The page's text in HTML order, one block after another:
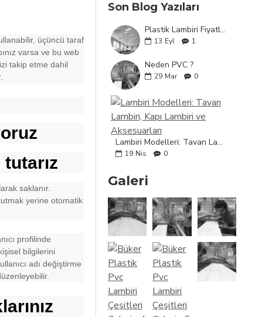
üçüncü taraf
varsa ve bu web
takip etme dahil
saklanır.
yerine otomatik
profilinde
bilgilerini
adı değiştirme
Son Blog Yazıları
Plastik Lambiri Fiyatları: İzmir'de En Uygun Seçenekler
13 Eyl 1
Neden PVC ?
29 Mar 0
Lambiri Modelleri: Tavan Lambiri, Kapı Lambiri ve Aksesuarları
19 Nis 0
Galeri